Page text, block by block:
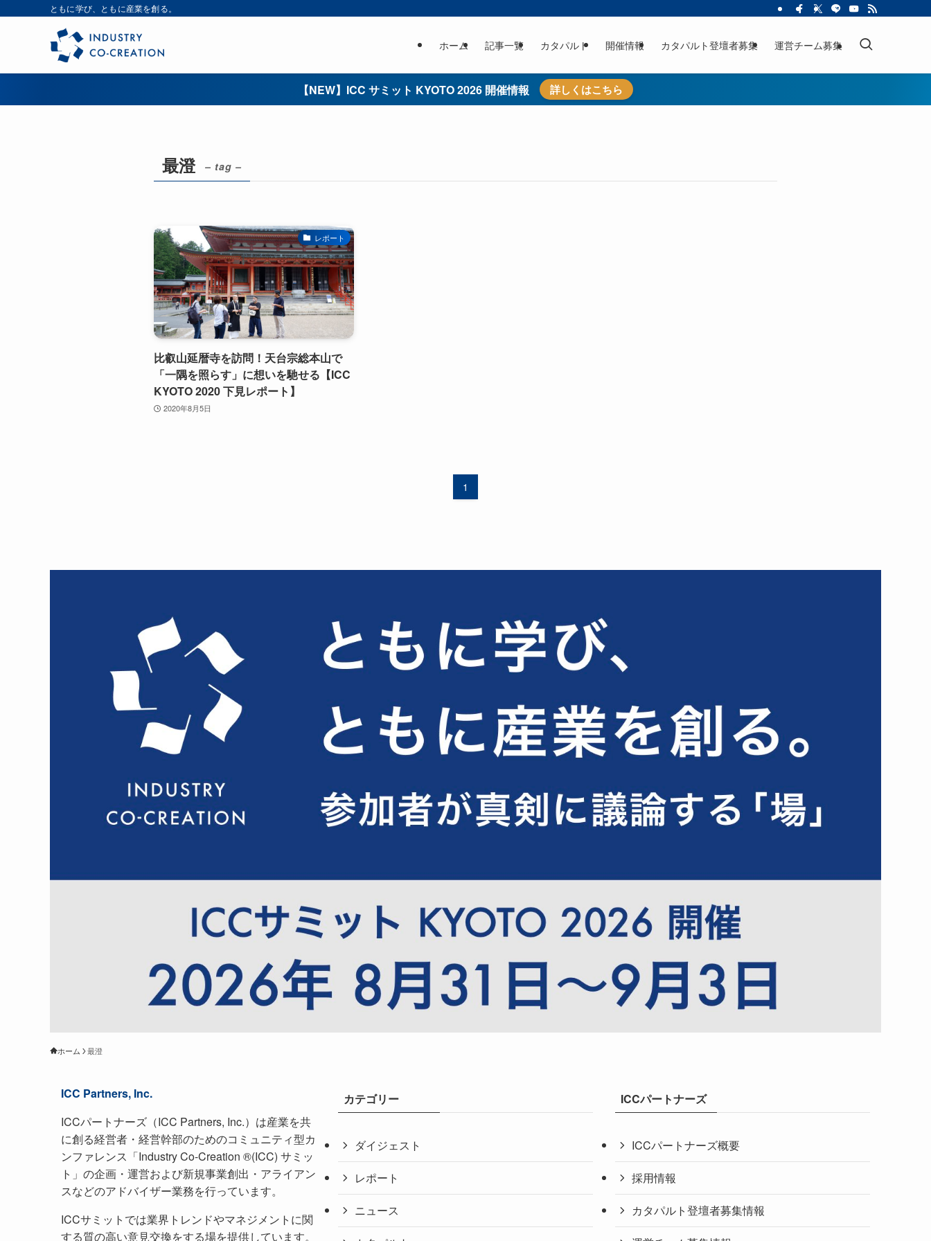
ともに学び、ともに産業を創る。
ホーム 記事一覧 カタパルト 開催情報 カタパルト登壇者募集 運営チーム募集
【NEW】ICC サミット KYOTO 2026 開催情報 詳しくはこちら
最澄 – tag –
レポート
比叡山延暦寺を訪問！天台宗総本山で
「一隅を照らす」に想いを馳せる【ICC
KYOTO 2020 下見レポート】
2020年8月5日
1
ホーム 最澄
ICC Partners, Inc.
ICCパートナーズ（ICC Partners, Inc.）は産業を共
に創る経営者・経営幹部のためのコミュニティ型カ
ンファレンス「Industry Co-Creation ®(ICC) サミッ
ト」の企画・運営および新規事業創出・アライアン
スなどのアドバイザー業務を行っています。
ICCサミットでは業界トレンドやマネジメントに関
する質の高い意見交換をする場を提供しています。
カテゴリー
ダイジェスト
レポート
ニュース
ICCパートナーズ
ICCパートナーズ概要
採用情報
カタパルト登壇者募集情報